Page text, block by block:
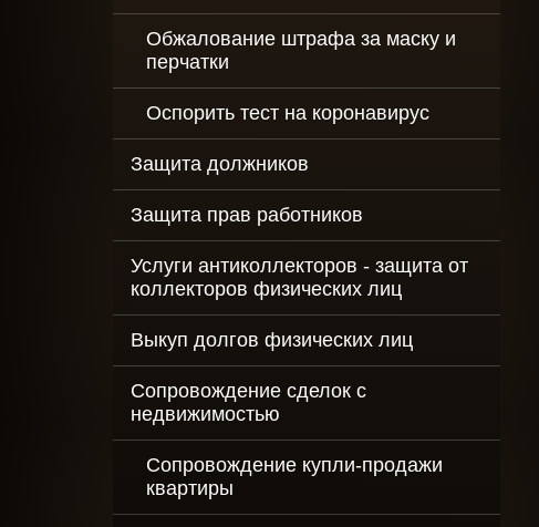
Обжалование штрафа за маску и
перчатки
Оспорить тест на коронавирус
Защита должников
Защита прав работников
Услуги антиколлекторов - защита от
коллекторов физических лиц
Выкуп долгов физических лиц
Сопровождение сделок с
недвижимостью
Сопровождение купли-продажи
квартиры